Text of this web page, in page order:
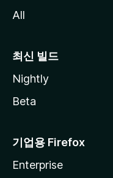
All
최신 빌드
Nightly
Beta
기업용 Firefox
Enterprise